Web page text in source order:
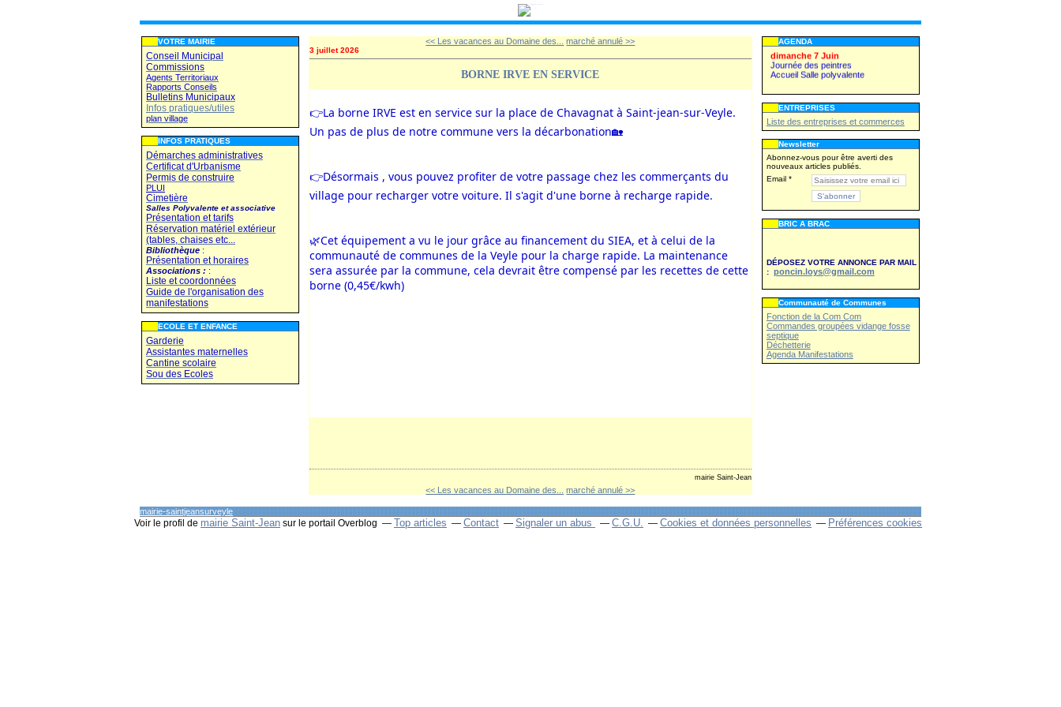
VOTRE MAIRIE
Conseil Municipal
Commissions
Agents Territoriaux
Rapports Conseils
Bulletins Municipaux
Infos pratiques/utiles
plan village
INFOS PRATIQUES
Démarches administratives
Certificat d'Urbanisme
Permis de construire
PLUI
Cimetière
Salles Polyvalente et associative
Présentation et tarifs
Réservation matériel extérieur
(tables, chaises etc...
Bibliothèque :
Présentation et horaires
Associations : :
Liste et coordonnées
Guide de l'organisation des
manifestations
ECOLE ET ENFANCE
Garderie
Assistantes maternelles
Cantine scolaire
Sou des Ecoles
<< Les vacances au Domaine des... marché annulé >>
3 juillet 2026
BORNE IRVE EN SERVICE
👉La borne IRVE est en service sur la place de Chavagnat à Saint-jean-sur-Veyle.
Un pas de plus de notre commune vers la décarbonation🏡
👉Désormais , vous pouvez profiter de votre passage chez les commerçants du
village pour recharger votre voiture. Il s'agit d'une borne à recharge rapide.
🌿Cet équipement a vu le jour grâce au financement du SIEA, et à celui de la
communauté de communes de la Veyle pour la charge rapide. La maintenance
sera assurée par la commune, cela devrait être compensé par les recettes de cette
borne (0,45€/kwh)
mairie Saint-Jean
<< Les vacances au Domaine des... marché annulé >>
AGENDA
WE 27,28 juin
dimanche 7 Juin
Journée des peintres
Accueil Salle polyvalente
toutes les manifestations
Vendredi 26 juin
WE 27,28 juin
Fête patronale
dimanche 7 Juin
Journée des peintres
Accueil Salle polyvalente
toutes les manifestations
ENTREPRISES
Liste des entreprises et commerces
Newsletter
Abonnez-vous pour être averti des
nouveaux articles publiés.
Email
BRIC A BRAC
DÉPOSEZ VOTRE ANNONCE PAR MAIL
: poncin.loys@gmail.com
Communauté de Communes
Fonction de la Com Com
Commandes groupées vidange fosse
septique
Déchetterie
Agenda Manifestations
mairie-saintjeansurveyle
Voir le profil de mairie Saint-Jean sur le portail Overblog Top articles Contact Signaler un abus C.G.U. Cookies et données personnelles Préférences cookies